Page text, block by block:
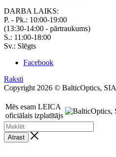
DARBA LAIKS:
P. - Pk.: 10:00-19:00
(13:30-14:00 - pārtraukums)
S.: 11:00-18:00
Sv.: Slēgts
Facebook
Raksti
Copyright 2026 © BalticOptics, SIA
Mēs esam LEICA
oficiālais izplatītājs
Atrast